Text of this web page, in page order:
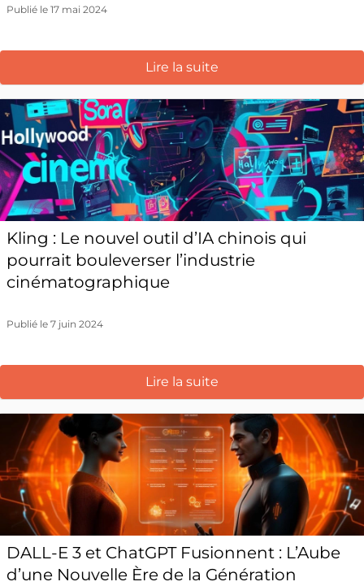
Publié le 17 mai 2024
Lire la suite
Kling : Le nouvel outil d’IA chinois qui
pourrait bouleverser l’industrie
cinématographique
Publié le 7 juin 2024
Lire la suite
DALL-E 3 et ChatGPT Fusionnent : L’Aube
d’une Nouvelle Ère de la Génération